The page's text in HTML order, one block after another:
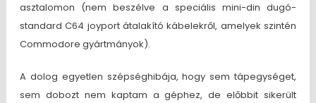
asztalomon (nem beszélve a speciális mini-din dugó-
standard C64 joyport átalakító kábelekről, amelyek szintén
Commodore gyártmányok).
A dolog egyetlen szépséghibája, hogy sem tápegységet,
sem dobozt nem kaptam a géphez, de előbbit sikerült